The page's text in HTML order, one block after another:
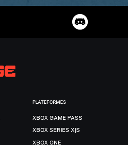
PLATEFORMES
XBOX GAME PASS
XBOX SERIES X|S
XBOX ONE